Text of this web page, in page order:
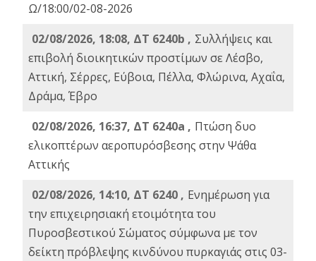
Ω/18:00/02-08-2026
02/08/2026, 18:08, ΔΤ 6240b , Συλλήψεις και
επιβολή διοικητικών προστίμων σε Λέσβο,
Αττική, Σέρρες, Εύβοια, Πέλλα, Φλώρινα, Αχαΐα,
Δράμα, Έβρο
02/08/2026, 16:37, ΔΤ 6240a , Πτώση δυο
ελικοπτέρων αεροπυρόσβεσης στην Ψάθα
Αττικής
02/08/2026, 14:10, ΔΤ 6240 , Ενημέρωση για
την επιχειρησιακή ετοιμότητα του
Πυροσβεστικού Σώματος σύμφωνα με τον
δείκτη πρόβλεψης κινδύνου πυρκαγιάς στις 03-